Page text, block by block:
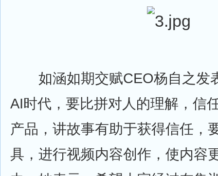
如涵如期交赋CEO杨自之发
AI时代，要比拼对人的理解，信
产品，讲故事有助于获得信任，
具，进行视频内容创作，使内容